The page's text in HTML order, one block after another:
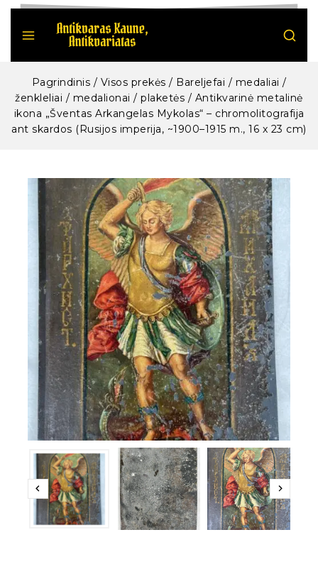
Pagrindinis / Visos prekės / Bareljefai / medaliai /
ženkleliai / medalionai / plaketės / Antikvarinė metalinė
ikona „Šventas Arkangelas Mykolas“ – chromolitografija
ant skardos (Rusijos imperija, ~1900–1915 m., 16 x 23 cm)